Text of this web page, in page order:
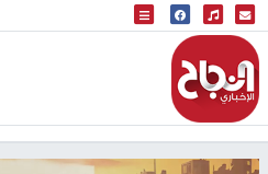
البث المباشر
إذاعة النجاح